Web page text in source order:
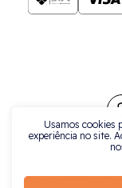
Usamos cookies
experiência no site.
Todos os direitos